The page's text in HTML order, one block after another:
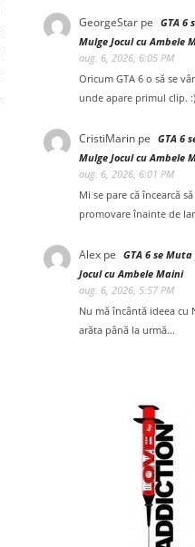
GeorgeStar pe GTA 6
Mulge Jocul cu Ambele
aug. 6, 2026, 6:05 PM
Oricum GTA 6 o să se
unde apare primul clip. :)
CristiMarin pe GTA 6
Mulge Jocul cu Ambele
aug. 6, 2026, 6:01 PM
Mi se pare că încearcă
promovare înainte de
Alex pe GTA 6 se
Jocul cu Ambele Maini
aug. 6, 2026, 5:57 PM
Nu mă încântă ideea cu
arăta până la urmă...